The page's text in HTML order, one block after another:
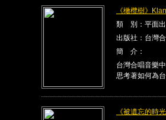
《橄欖樹》
類 別：平面
出版社：台灣
簡 介：
台灣合唱音樂
思考著如何為
《被遺忘的時